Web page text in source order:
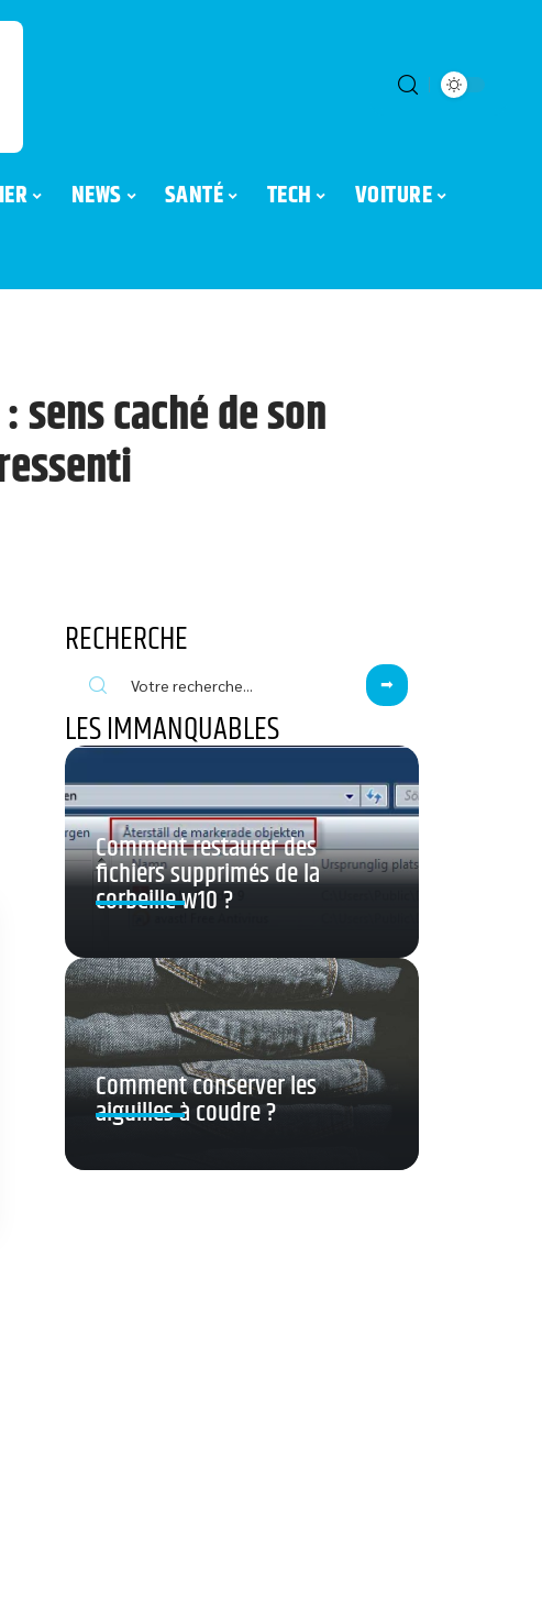
NEWS SANTÉ TECH VOITURE
sens caché de son
RECHERCHE
LES IMMANQUABLES
Comment restaurer des
fichiers supprimés de la
corbeille w10 ?
Comment conserver les
aiguilles à coudre ?